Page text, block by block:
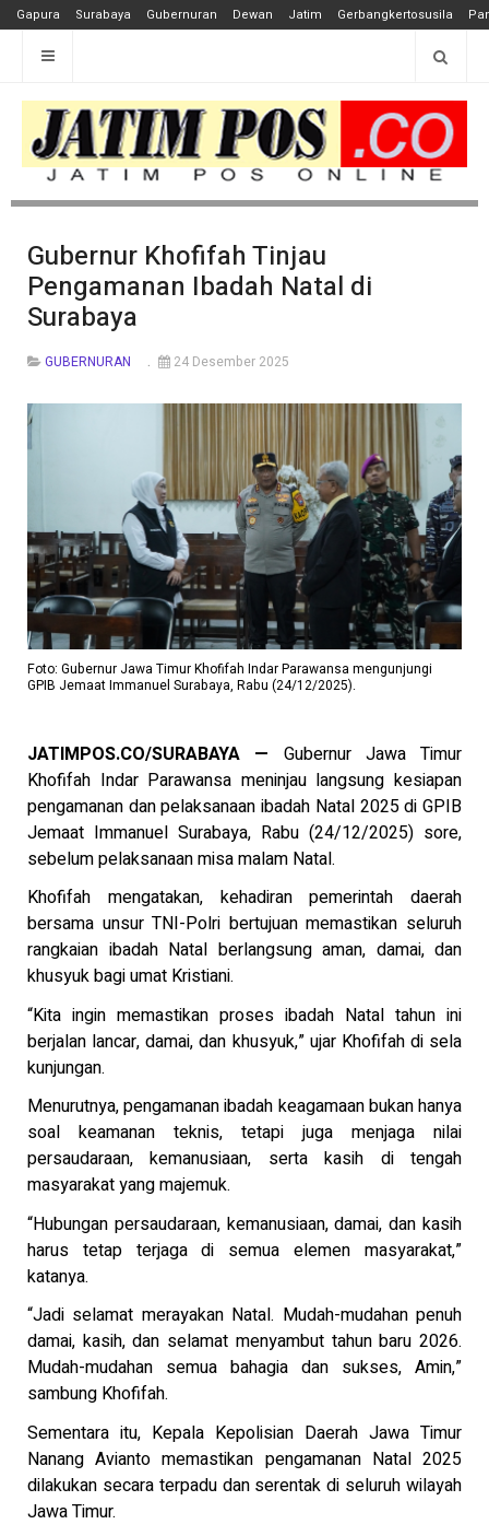
Gapura Surabaya Gubernuran Dewan Jatim Gerbangkertosusila
Gubernur Khofifah Tinjau
Pengamanan Ibadah Natal di
Surabaya
GUBERNURAN 24 Desember 2025
Foto: Gubernur Jawa Timur Khofifah Indar Parawansa mengunjungi
GPIB Jemaat Immanuel Surabaya, Rabu (24/12/2025).
JATIMPOS.CO/SURABAYA — Gubernur Jawa Timur
Khofifah Indar Parawansa meninjau langsung kesiapan
pengamanan dan pelaksanaan ibadah Natal 2025 di GPIB
Jemaat Immanuel Surabaya, Rabu (24/12/2025) sore,
sebelum pelaksanaan misa malam Natal.
Khofifah mengatakan, kehadiran pemerintah daerah
bersama unsur TNI-Polri bertujuan memastikan seluruh
rangkaian ibadah Natal berlangsung aman, damai, dan
khusyuk bagi umat Kristiani.
“Kita ingin memastikan proses ibadah Natal tahun ini
berjalan lancar, damai, dan khusyuk,” ujar Khofifah di sela
kunjungan.
Menurutnya, pengamanan ibadah keagamaan bukan hanya
soal keamanan teknis, tetapi juga menjaga nilai
persaudaraan, kemanusiaan, serta kasih di tengah
masyarakat yang majemuk.
“Hubungan persaudaraan, kemanusiaan, damai, dan kasih
harus tetap terjaga di semua elemen masyarakat,”
katanya.
“Jadi selamat merayakan Natal. Mudah-mudahan penuh
damai, kasih, dan selamat menyambut tahun baru 2026.
Mudah-mudahan semua bahagia dan sukses, Amin,”
sambung Khofifah.
Sementara itu, Kepala Kepolisian Daerah Jawa Timur
Nanang Avianto memastikan pengamanan Natal 2025
dilakukan secara terpadu dan serentak di seluruh wilayah
Jawa Timur.